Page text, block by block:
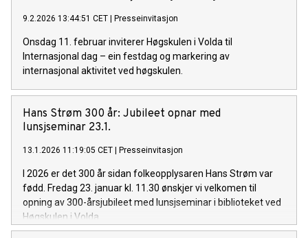
9.2.2026 13:44:51 CET Presseinvitasjon
Onsdag 11. februar inviterer Høgskulen i Volda til
Internasjonal dag – ein festdag og markering av
internasjonal aktivitet ved høgskulen.
Hans Strøm 300 år: Jubileet opnar med
lunsjseminar 23.1.
13.1.2026 11:19:05 CET Presseinvitasjon
I 2026 er det 300 år sidan folkeopplysaren Hans Strøm var
fødd. Fredag 23. januar kl. 11.30 ønskjer vi velkomen til
opning av 300-årsjubileet med lunsjseminar i biblioteket ved
Høgskulen i Volda.